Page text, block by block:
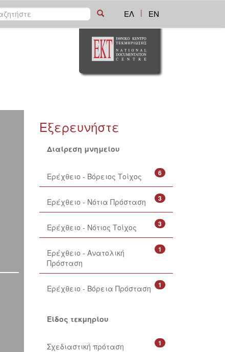
ΕΛ | EN
Εξερευνήστε
Διαίρεση μνημείου
6
Ερέχθειο - Βόρειος Τοίχος
3
Ερέχθειο - Νότια Πρόσταση
3
Ερέχθειο - Νότιος Τοίχος
1
Ερέχθειο - Ανατολική
Πρόσταση
1
Ερέχθειο - Βόρεια Πρόσταση
Είδος τεκμηρίου
1
Σχεδιαστική πρόταση